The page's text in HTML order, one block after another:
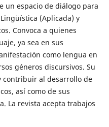
un espacio de diálogo para
(Aplicada) y
Convoca a quienes
ya sea en sus
como lengua en
géneros discursivos. Su
contribuir al desarrollo de
así como de sus
La revista acepta trabajos